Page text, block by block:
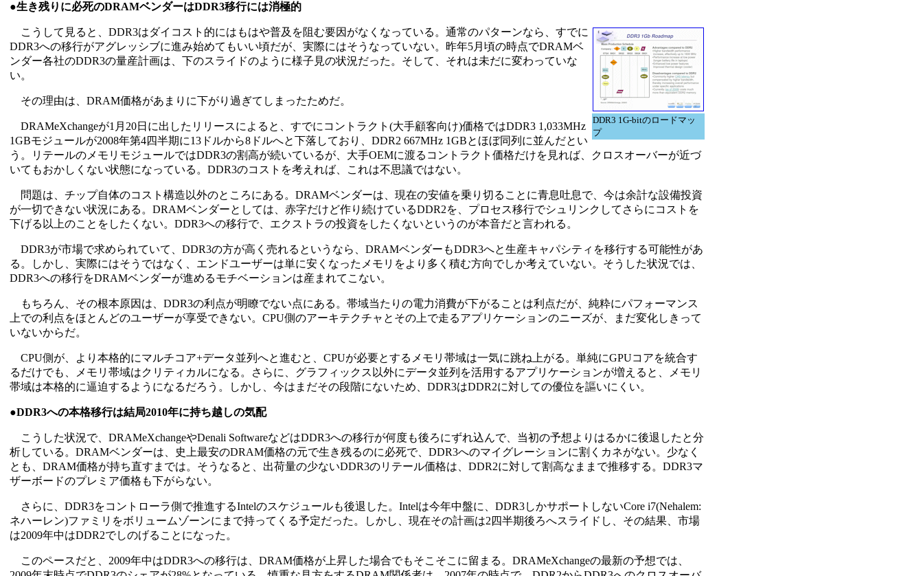
●生き残りに必死のDRAMベンダーはDDR3移行には消極的
DDR3 1G-bitのロードマッ
プ
こうして見ると、DDR3はダイコスト的にはもはや普及を阻む要因がなくなっている。通常のパターンなら、すでに
DDR3への移行がアグレッシブに進み始めてもいい頃だが、実際にはそうなっていない。昨年5月頃の時点でDRAMベ
ンダー各社のDDR3の量産計画は、下のスライドのように様子見の状況だった。そして、それは未だに変わっていな
い。
その理由は、DRAM価格があまりに下がり過ぎてしまったためだ。
DRAMeXchangeが1月20日に出したリリースによると、すでにコントラクト(大手顧客向け)価格ではDDR3 1,033MHz
1GBモジュールが2008年第4四半期に13ドルから8ドルへと下落しており、DDR2 667MHz 1GBとほぼ同列に並んだとい
う。リテールのメモリモジュールではDDR3の割高が続いているが、大手OEMに渡るコントラクト価格だけを見れば、クロスオーバーが近づ
いてもおかしくない状態になっている。DDR3のコストを考えれば、これは不思議ではない。
問題は、チップ自体のコスト構造以外のところにある。DRAMベンダーは、現在の安値を乗り切ることに青息吐息で、今は余計な設備投資
が一切できない状況にある。DRAMベンダーとしては、赤字だけど作り続けているDDR2を、プロセス移行でシュリンクしてさらにコストを
下げる以上のことをしたくない。DDR3への移行で、エクストラの投資をしたくないというのが本音だと言われる。
DDR3が市場で求められていて、DDR3の方が高く売れるというなら、DRAMベンダーもDDR3へと生産キャパシティを移行する可能性があ
る。しかし、実際にはそうではなく、エンドユーザーは単に安くなったメモリをより多く積む方向でしか考えていない。そうした状況では、
DDR3への移行をDRAMベンダーが進めるモチベーションは産まれてこない。
もちろん、その根本原因は、DDR3の利点が明瞭でない点にある。帯域当たりの電力消費が下がることは利点だが、純粋にパフォーマンス
上での利点をほとんどのユーザーが享受できない。CPU側のアーキテクチャとその上で走るアプリケーションのニーズが、まだ変化しきって
いないからだ。
CPU側が、より本格的にマルチコア+データ並列へと進むと、CPUが必要とするメモリ帯域は一気に跳ね上がる。単純にGPUコアを統合す
るだけでも、メモリ帯域はクリティカルになる。さらに、グラフィックス以外にデータ並列を活用するアプリケーションが増えると、メモリ
帯域は本格的に逼迫するようになるだろう。しかし、今はまだその段階にないため、DDR3はDDR2に対しての優位を謳いにくい。
●DDR3への本格移行は結局2010年に持ち越しの気配
こうした状況で、DRAMeXchangeやDenali SoftwareなどはDDR3への移行が何度も後ろにずれ込んで、当初の予想よりはるかに後退したと分
析している。DRAMベンダーは、史上最安のDRAM価格の元で生き残るのに必死で、DDR3へのマイグレーションに割くカネがない。少なく
とも、DRAM価格が持ち直すまでは。そうなると、出荷量の少ないDDR3のリテール価格は、DDR2に対して割高なままで推移する。DDR3マ
ザーボードのプレミア価格も下がらない。
さらに、DDR3をコントローラ側で推進するIntelのスケジュールも後退した。Intelは今年中盤に、DDR3しかサポートしないCore i7(Nehalem:
ネハーレン)ファミリをボリュームゾーンにまで持ってくる予定だった。しかし、現在その計画は2四半期後ろへスライドし、その結果、市場
は2009年中はDDR2でしのげることになった。
このペースだと、2009年中はDDR3への移行は、DRAM価格が上昇した場合でもそこそこに留まる。DRAMeXchangeの最新の予想では、